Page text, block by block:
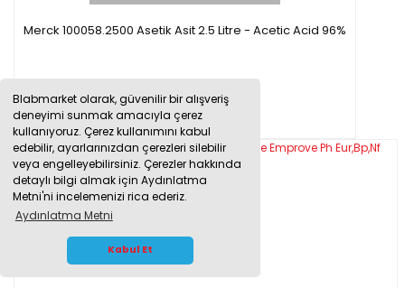
Blabmarket olarak, güvenilir bir alışveriş
deneyimi sunmak amacıyla çerez
kullanıyoruz. Çerez kullanımını kabul
edebilir, ayarlarınızdan çerezleri silebilir
veya engelleyebilirsiniz. Çerezler hakkında
detaylı bilgi almak için Aydınlatma
Metni'ni incelemenizi rica ederiz.
Aydınlatma Metni
Kabul Et
Merck 100058.2500 Asetik Asit 2.5 Litre - Acetic Acid 96%
0,00 TL
WHATSAPP İLETİŞİM